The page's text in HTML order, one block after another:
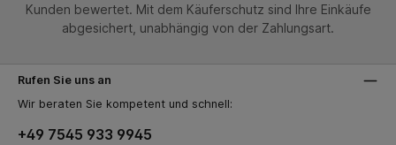
Kunden bewertet. Mit dem Käuferschutz sind Ihre Einkäufe
abgesichert, unabhängig von der Zahlungsart.
Rufen Sie uns an
Wir beraten Sie kompetent und schnell:
+49 7545 933 9945